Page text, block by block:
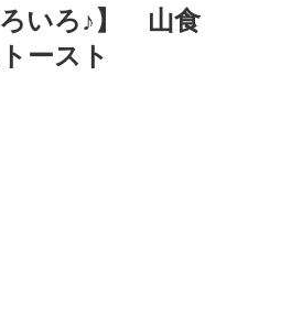
ろいろ♪】 山食
ースト